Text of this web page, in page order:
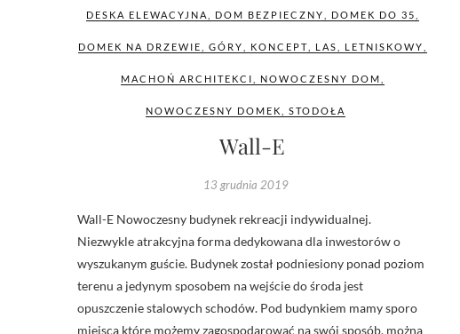
DESKA ELEWACYJNA DOM BEZPIECZNY DOMEK DO 35
DOMEK NA DRZEWIE GÓRY KONCEPT LAS LETNISKOWY
MACHOŃ ARCHITEKCI NOWOCZESNY DOM
NOWOCZESNY DOMEK ,STODOŁA
Wall-E
13 grudnia 2019
Wall-E Nowoczesny budynek rekreacji indywidualnej.
Niezwykle atrakcyjna forma dedykowana dla inwestorów o
wyszukanym guście. Budynek został podniesiony ponad poziom
terenu a jedynym sposobem na wejście do środa jest
opuszczenie stalowych schodów. Pod budynkiem mamy sporo
miejsca które możemy zagospodarować na swój sposób, można